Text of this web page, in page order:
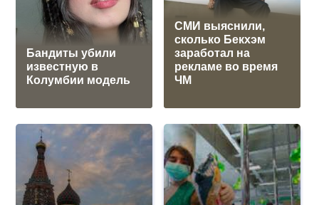
Бандиты убили
известную в
Колумбии модель
СМИ выяснили,
сколько Бекхэм
заработал на
рекламе во время
ЧМ